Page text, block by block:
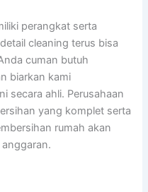
perangkat serta
cleaning terus bisa
cuman butuh
biarkan kami
secara ahli. Perusahaan
yang komplet serta
rumah akan